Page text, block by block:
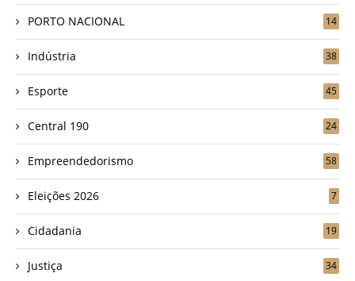
PORTO NACIONAL 14
Indústria 38
Esporte 45
Central 190 24
Empreendedorismo 58
Eleições 2026 7
Cidadania 19
Justiça 34